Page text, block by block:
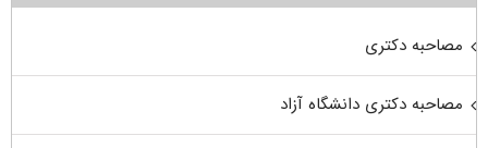
مصاحبه دکتری
مصاحبه دکتری دانشگاه آزاد